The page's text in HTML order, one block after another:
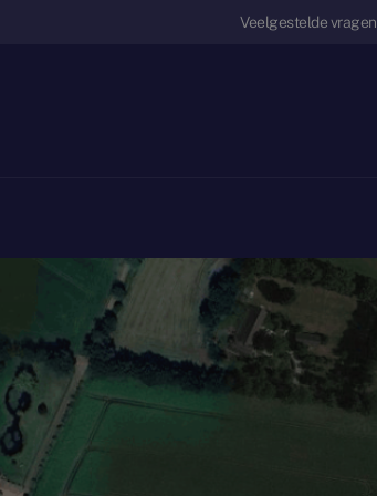
Veelgestelde vragen